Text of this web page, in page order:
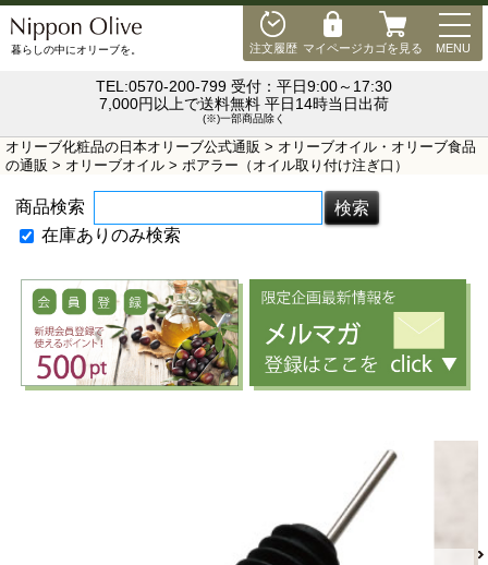
注文履歴 マイページカゴを見る MENU
暮らしの中にオリーブを。
TEL:0570-200-799 受付：平日9:00～17:30
7,000円以上で送料無料 平日14時当日出荷
(※)一部商品除く
オリーブ化粧品の日本オリーブ公式通販 > オリーブオイル・オリーブ食品
の通販 > オリーブオイル > ポアラー（オイル取り付け注ぎ口）
商品検索
在庫ありのみ検索